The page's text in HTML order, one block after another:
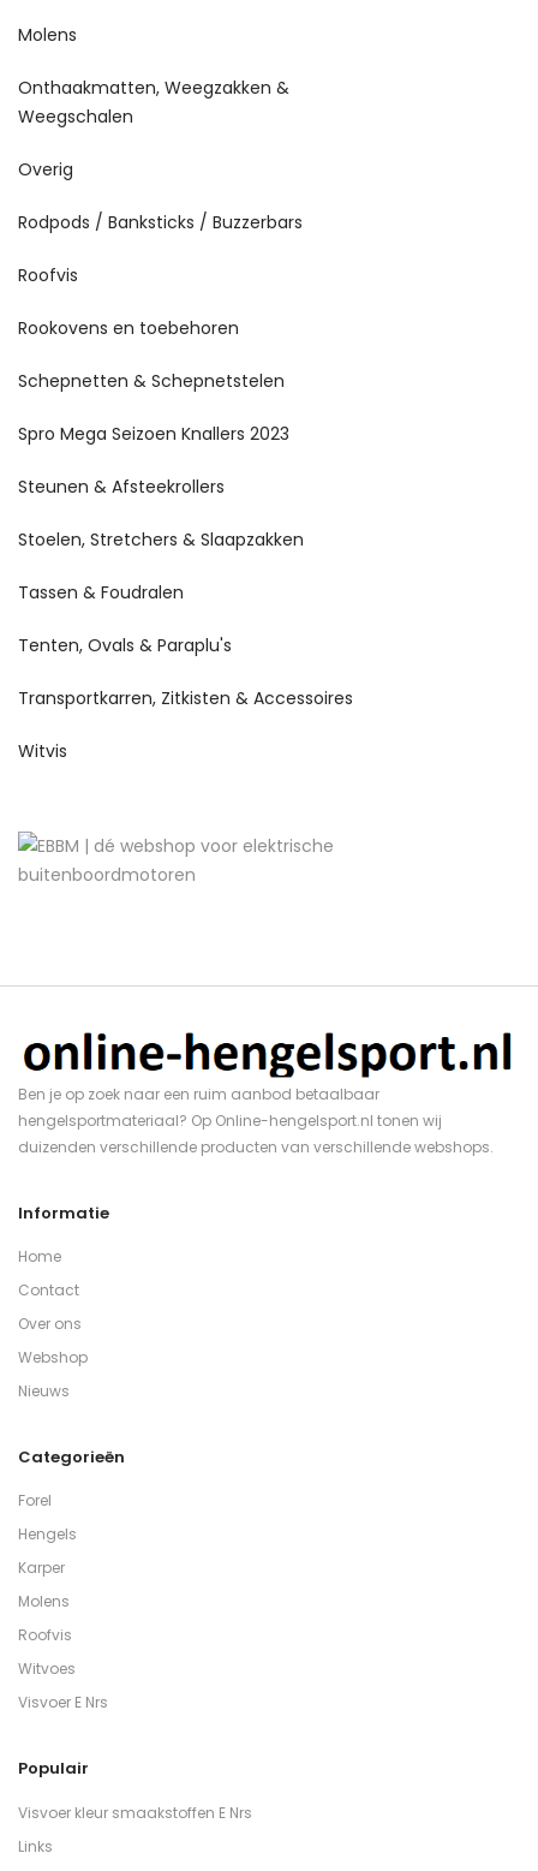
Molens
Onthaakmatten, Weegzakken &
Weegschalen
Overig
Rodpods / Banksticks / Buzzerbars
Roofvis
Rookovens en toebehoren
Schepnetten & Schepnetstelen
Spro Mega Seizoen Knallers 2023
Steunen & Afsteekrollers
Stoelen, Stretchers & Slaapzakken
Tassen & Foudralen
Tenten, Ovals & Paraplu's
Transportkarren, Zitkisten & Accessoires
Witvis
Ben je op zoek naar een ruim aanbod betaalbaar
hengelsportmateriaal? Op Online-hengelsport.nl tonen wij
duizenden verschillende producten van verschillende webshops.
Informatie
Home
Contact
Over ons
Webshop
Nieuws
Categorieën
Forel
Hengels
Karper
Molens
Roofvis
Witvoes
Visvoer E Nrs
Populair
Visvoer kleur smaakstoffen E Nrs
Links